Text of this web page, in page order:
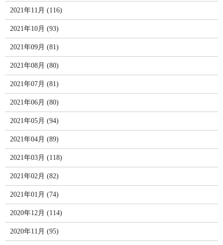
2021年11月 (116)
2021年10月 (93)
2021年09月 (81)
2021年08月 (80)
2021年07月 (81)
2021年06月 (80)
2021年05月 (94)
2021年04月 (89)
2021年03月 (118)
2021年02月 (82)
2021年01月 (74)
2020年12月 (114)
2020年11月 (95)